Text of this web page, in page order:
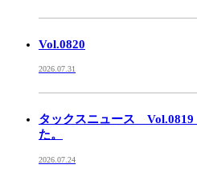
Vol.0820
2026.07.31
タックスニュース
た。
2026.07.24